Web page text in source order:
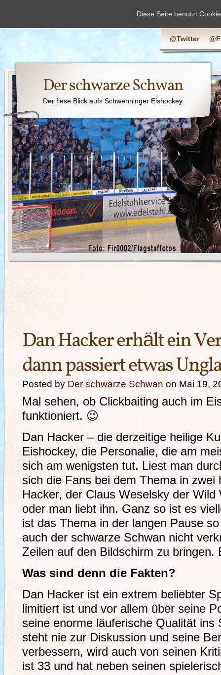
@Twitter
Der schwarze Schwan
Der fiese Blick aufs Schwenninger Eishockey.
Dan Hacker erhält ein
dann passiert etwas
Posted by Der schwarze Schwan on Mai 19,
Mal sehen, ob Clickbaiting auch im
funktioniert. 😉
Dan Hacker – die derzeitige heilige
Eishockey, die Personalie, die am
sich am wenigsten tut. Liest man
sich die Fans bei dem Thema in zwei
Hacker, der Claus Weselsky der
oder man liebt ihn. Ganz so ist es
ist das Thema in der langen Pause
auch der schwarze Schwan nicht
Zeilen auf den Bildschirm zu bringen.
Was sind denn die Fakten?
Dan Hacker ist ein extrem beliebter
limitiert ist und vor allem über seine
seine enorme läuferische Qualität ins
steht nie zur Diskussion und seine
verbessern, wird auch von seinen
ist 33 und hat neben seinen
Diese Seite benutzt